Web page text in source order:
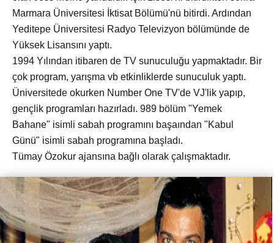
Marmara Üniversitesi İktisat Bölümü'nü bitirdi. Ardından
Yeditepe Üniversitesi Radyo Televizyon bölümünde de
Yüksek Lisansını yaptı.
1994 Yılından itibaren de TV sunuculuğu yapmaktadır. Bir
çok program, yarışma vb etkinliklerde sunuculuk yaptı.
Üniversitede okurken Number One TV'de VJ'lik yapıp,
gençlik programları hazırladı. 989 bölüm "Yemek
Bahane" isimli sabah programını başaından "Kabul
Günü" isimli sabah programına başladı.
Tümay Özokur ajansına bağlı olarak çalışmaktadır.